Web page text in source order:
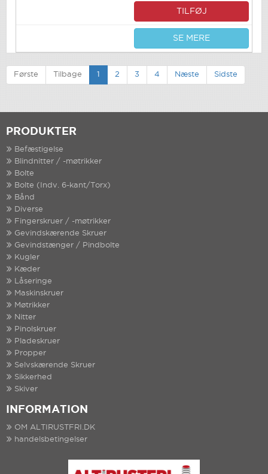
TILFØJ
SE MERE
Første Tilbage 1 2 3 4 Næste Sidste
PRODUKTER
Befæstigelse
Blindnitter / -møtrikker
Bolte
Bolte (Indv. 6-kant/Torx)
Bånd
Diverse
Fingerskruer / -møtrikker
Gevindskærende Skruer
Gevindstænger / Pindbolte
Kugler
Kæder
Låseringe
Maskinskruer
Møtrikker
Nitter
Pinolskruer
Pladeskruer
Propper
Selvskærende Skruer
Sikkerhed
Skiver
INFORMATION
OM ALTIRUSTFRI.DK
handelsbetingelser